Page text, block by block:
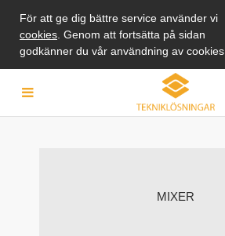
För att ge dig bättre service använder vi
cookies . Genom att fortsätta på sidan
godkänner du vår användning av cookies.
MIXER